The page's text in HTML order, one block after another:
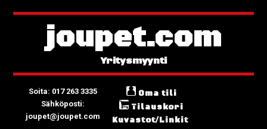
joupet.com
Soita: 017 263 3335
Sähköposti:
joupet@joupet.com
Oma tili
Tilauskori
Kuvastot/Linkit